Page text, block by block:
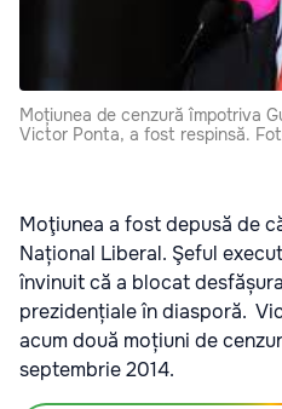
Moțiunea de cenzură împotriva
Victor Ponta, a fost respinsă.
Moţiunea a fost depusă de
Național Liberal. Şeful
învinuit că a blocat
prezidențiale în diasporă.
acum două moțiuni de
septembrie 2014.